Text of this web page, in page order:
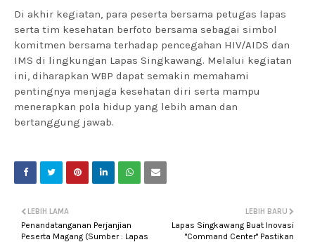
Di akhir kegiatan, para peserta bersama petugas lapas
serta tim kesehatan berfoto bersama sebagai simbol
komitmen bersama terhadap pencegahan HIV/AIDS dan
IMS di lingkungan Lapas Singkawang. Melalui kegiatan
ini, diharapkan WBP dapat semakin memahami
pentingnya menjaga kesehatan diri serta mampu
menerapkan pola hidup yang lebih aman dan
bertanggung jawab.
LEBIH BARU
Lapas Singkawang Buat Inovasi
"Command Center" Pastikan
LEBIH LAMA
Penandatanganan Perjanjian
Peserta Magang (Sumber : Lapas